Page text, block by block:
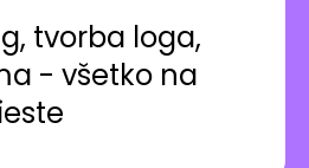
tvorba loga,
- všetko na